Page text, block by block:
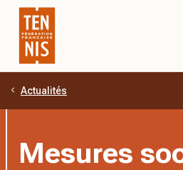
Aller au contenu principal
Actualités
Mesures